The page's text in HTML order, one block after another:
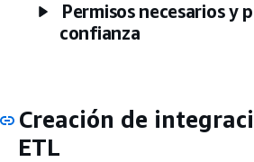
Permisos necesarios y
confianza
Creación de
ETL